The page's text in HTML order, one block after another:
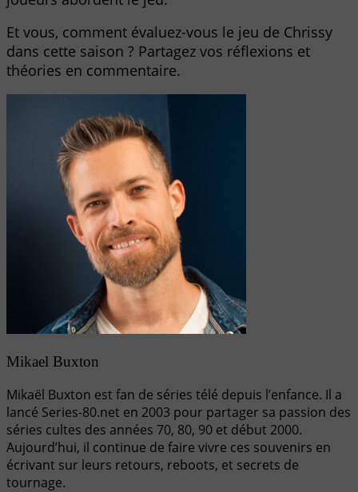
Et vous, comment évaluez-vous le jeu de Chrissy
dans cette saison ? Partagez vos réflexions et
théories en commentaire.
Mikael Buxton
Mikaël Buxton est fan de séries télé depuis l’enfance. Il a
lancé Series-80.net en 2003 pour partager sa passion des
séries cultes des années 70, 80, 90 et début 2000.
Aujourd’hui, il continue de faire vivre ces souvenirs en
écrivant sur leurs retours, reboots, et secrets de
tournage.